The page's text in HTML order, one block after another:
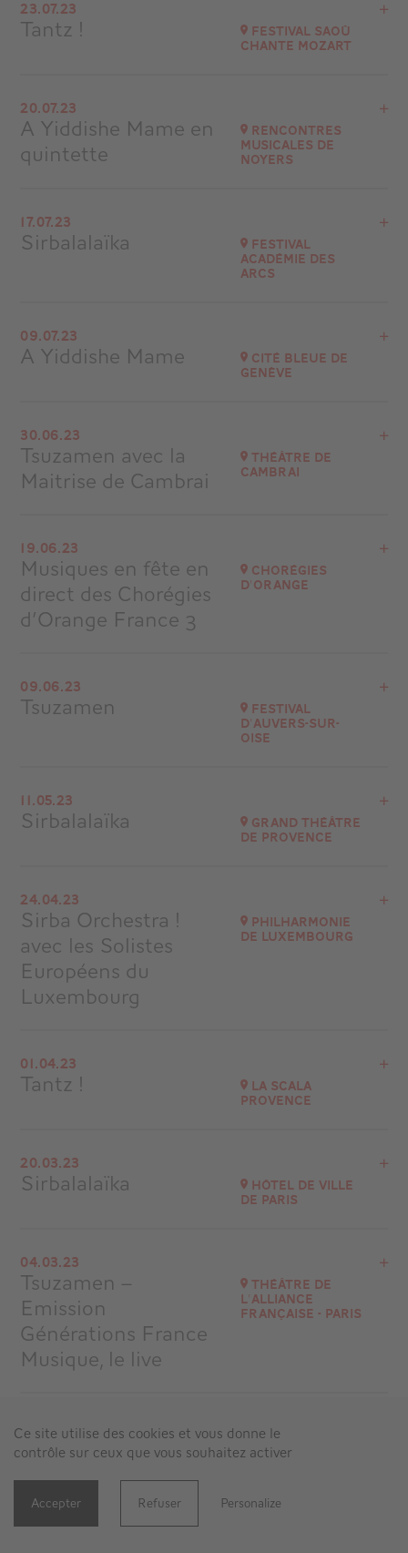
Musicales Guil Durance
23.07.23
Tantz ! Festival Saoû
chante Mozart
26400 Saoû
Accéder au site
20.07.23
A Yiddishe Mame en
quintette
Rencontres
Musicales de
Noyers
Noyers-sur-Serein (89)
17.07.23
Sirbalalaïka Festival
Académie des
Arcs
Festival Académie des Arcs
à 21H00
09.07.23
A Yiddishe Mame Cité Bleue de
Genève
Suisse
à 21H00
Accéder au site
30.06.23
Tsuzamen avec la
Maitrise de Cambrai
Théâtre de
Cambrai
Cambrai
Accéder au site
Acheter vos billets
19.06.23
Musiques en fête en
direct des Chorégies
d’Orange France 3
Chorégies
d'Orange
Chorégies d'Orange
09.06.23
Tsuzamen Festival
d'Auvers-sur-
Oise
La Luciole de Méry-sur-Oise
11.05.23
Sirbalalaïka Grand Théâtre
de Provence
Grand Théâtre de Provence
Accéder au site
24.04.23
Sirba Orchestra !
avec les Solistes
Européens du
Luxembourg
Philharmonie
de Luxembourg
Luxembourg
01.04.23
Tantz ! La Scala
Provence
La Scala Provence
à20H00
20.03.23
Sirbalalaïka Hôtel de Ville
de Paris
Ligue contre le cancer - Comité de Paris
à20H00
Accéder au site
04.03.23
Tsuzamen –
Emission
Générations France
Musique, le live
Théâtre de
l'Alliance
Française - Paris
Théâtre de l'Alliance Française - Paris
à16H00
Accéder au site
14.02.23
Sirbalalaïka Festival les
Arts
Ce site utilise des cookies et vous donne le
contrôle sur ceux que vous souhaitez activer
Accepter Refuser Personalize